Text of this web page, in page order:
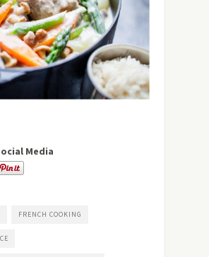
Media
FRENCH COOKING